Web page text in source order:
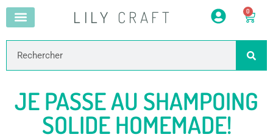
LILY CRAFT 0
JE PASSE AU SHAMPOING
SOLIDE HOMEMADE!